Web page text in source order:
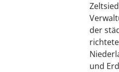
der
und